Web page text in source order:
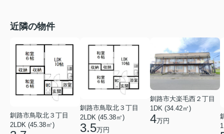
近隣の物件
釧路市鳥取北３丁目
2LDK (45.38㎡)
釧路市鳥取北３丁目
2LDK (45.38㎡)
3.5万円
釧路市大楽毛西２丁目
1DK (34.42㎡)
4万円